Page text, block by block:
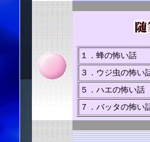
１．蜂の怖い話
３．ウジ虫の怖い
５．ハエの怖い話
７．バッタの怖い